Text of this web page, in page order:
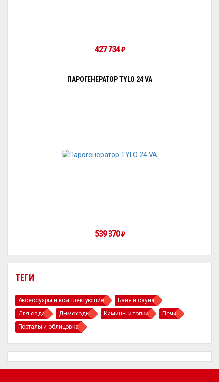
ТЕГИ
Аксессуары и комплектующие
Баня и сауна
Для сада
Дымоходы Камины и топки
Печи
Порталы и облицовка
427 734₽
ПАРОГЕНЕРАТОР TYLO 24 VA
539 370₽